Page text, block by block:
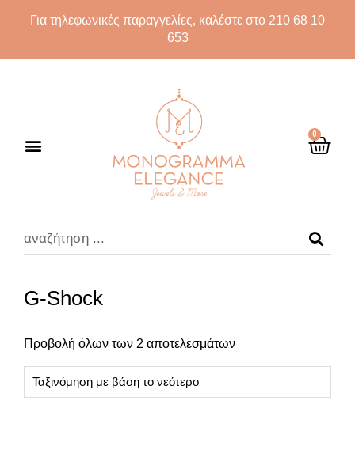
Για τηλεφωνικές παραγγελίες, καλέστε στο 210 68 10
653
0
G-Shock
Προβολή όλων των 2 αποτελεσμάτων